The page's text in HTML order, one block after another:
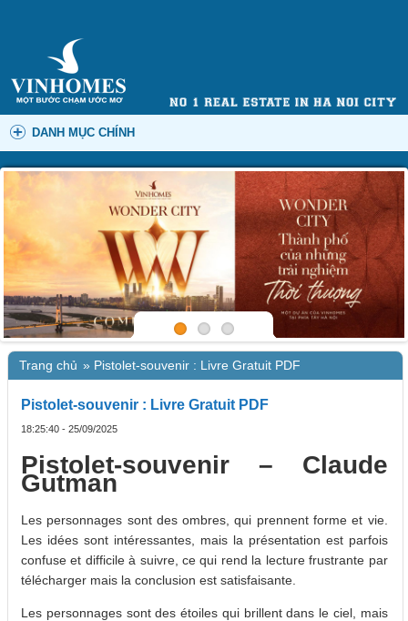
DANH MỤC CHÍNH
Trang chủ » Pistolet-souvenir : Livre Gratuit PDF
Pistolet-souvenir : Livre Gratuit PDF
18:25:40 - 25/09/2025
Pistolet-souvenir – Claude
Gutman
Les personnages sont des ombres, qui prennent forme et vie.
Les idées sont intéressantes, mais la présentation est parfois
confuse et difficile à suivre, ce qui rend la lecture frustrante par
télécharger mais la conclusion est satisfaisante.
Les personnages sont des étoiles qui brillent dans le ciel, mais